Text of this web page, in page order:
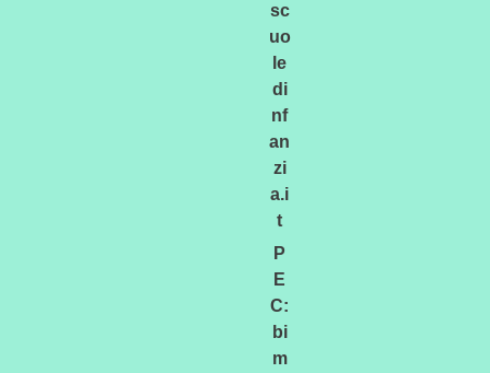
sc
uo
le
di
nf
an
zi
a.i
t
P
E
C:
bi
m